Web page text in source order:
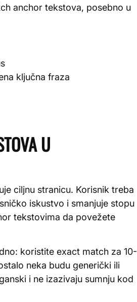
anchor tekstova, posebno u
ključna fraza
U
ciljnu stranicu. Korisnik treba
iskustvo i smanjuje stopu
tekstovima da povežete
koristite exact match za 10-
neka budu generički ili
i ne izazivaju sumnju kod